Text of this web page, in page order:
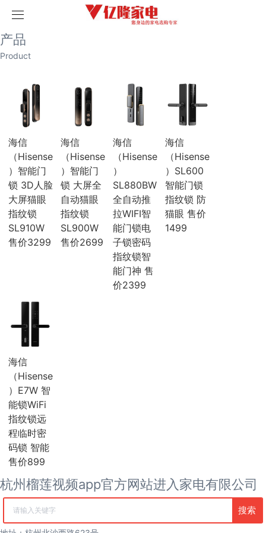
首页
产品
家用空调
破解版榴莲视频在线下载空调
海尔空调
卡萨帝空调
COLMO空调
科龙空调
美博空调
月兔空调
小天鹅空调
三菱电机空调
海信空调
中央空调
三菱重工
三菱电机
榴莲视频污版网站
COLMO
约克
风管机
吸顶机
冰箱
海尔冰箱
榴莲视频污版网站冰箱
卡萨帝冰箱
西门子冰箱
COLMO冰箱
海信冰箱
TCL冰箱
松下冰箱
日立冰箱
伊莱克斯冰箱
冷柜
冰吧
产品
Product
海信
（Hisense
）智能门
锁 3D人脸
大屏猫眼
指纹锁
SL910W
售价3299
海信
（Hisense
）智能门
锁 大屏全
自动猫眼
指纹锁
SL900W
售价2699
海信
（Hisense
）
SL880BW
全自动推
拉WIFI智
能门锁电
子锁密码
指纹锁智
能门神 售
价2399
海信
（Hisense
）SL600
智能门锁
指纹锁 防
猫眼 售价
1499
海信
（Hisense
）E7W 智
能锁WiFi
指纹锁远
程临时密
码锁 智能
售价899
杭州榴莲视频app官方网站进入家电有限公司
搜索
历史记录